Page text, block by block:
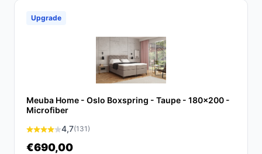
Upgrade
Meuba Home - Oslo Boxspring - Taupe - 180x200 -
Microfiber
4,7(131)
€690,00